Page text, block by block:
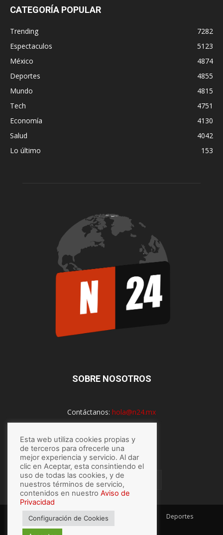
CATEGORÍA POPULAR
Trending
7282
Espectaculos
5123
México
4874
Deportes
4855
Mundo
4815
Tech
4751
Economía
4130
Salud
4042
Lo último
153
SOBRE NOSOTROS
Contáctanos: hola@n24.mx
SÍGUENOS
México Mundo Economía
Deportes
Espectaculos
Esta web utiliza cookies propias y
de terceros para ofrecerle una
mejor experiencia y servicio. Al dar
clic en Aceptar, esta consintiendo el
uso de todas las cookies, y de
nuestros términos de servicio,
contenidos en nuestro Aviso de
Privacidad
Configuración de Cookies